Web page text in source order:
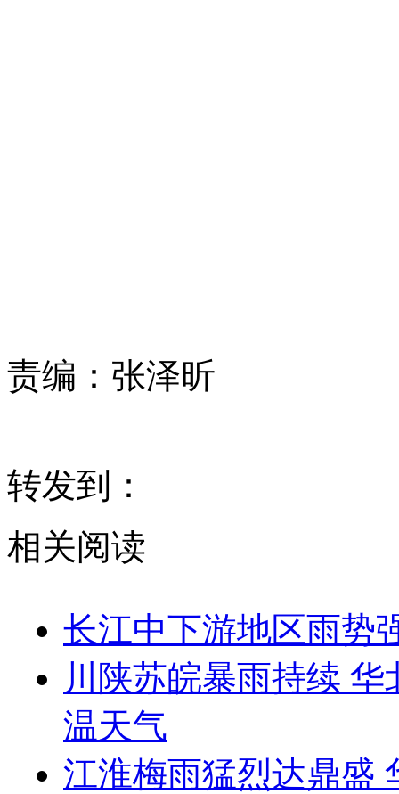
责编： 张泽昕
转发到：
相关阅读
长江中下游地区雨势
川陕苏皖暴雨持续
温天气
江淮梅雨猛烈达鼎盛